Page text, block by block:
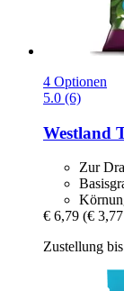
4 Optionen
5.0 (6)
Westland
Zur
€ 6,79 (€
Zustellung